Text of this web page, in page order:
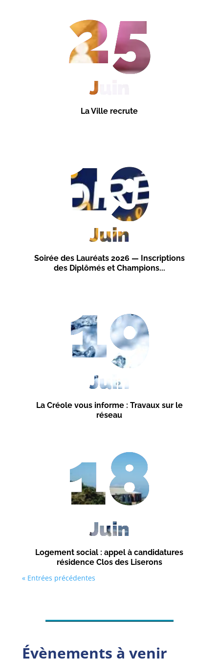
La Ville recrute
25
Juin
Soirée des Lauréats 2026 — Inscriptions
des Diplômés et Champions...
19
Juin
La Créole vous informe : Travaux sur le
réseau
19
Juin
Logement social : appel à candidatures
résidence Clos des Liserons
18
Juin
« Entrées précédentes
Évènements à venir